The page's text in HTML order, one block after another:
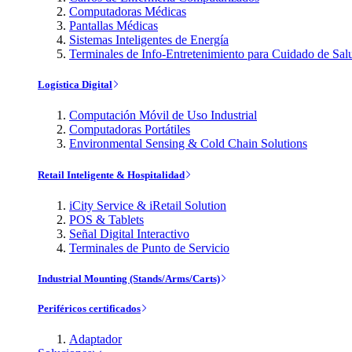
Computadoras Médicas
Pantallas Médicas
Sistemas Inteligentes de Energía
Terminales de Info-Entretenimiento para Cuidado de
Logística Digital
Computación Móvil de Uso Industrial
Computadoras Portátiles
Environmental Sensing & Cold Chain Solutions
Retail Inteligente & Hospitalidad
iCity Service & iRetail Solution
POS & Tablets
Señal Digital Interactivo
Terminales de Punto de Servicio
Industrial Mounting (Stands/Arms/Carts)
Periféricos certificados
Adaptador